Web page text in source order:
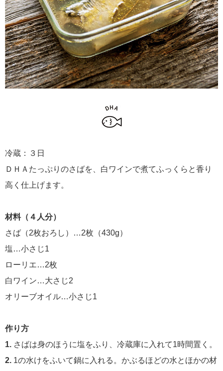
冷蔵：３日
ＤＨＡたっぷりのさばを、白ワインで煮てふっくらと香り
高く仕上げます。
材料（４人分）
さば（2枚おろし）…2枚（430g）
塩…小さじ1
ローリエ…2枚
白ワイン…大さじ2
オリーブオイル…小さじ1
作り方
1. さばは身のほうに塩をふり、冷蔵庫に入れて1時間置く。
2. 1の水けをふいて鍋に入れる。かぶるほどの水とほかの材